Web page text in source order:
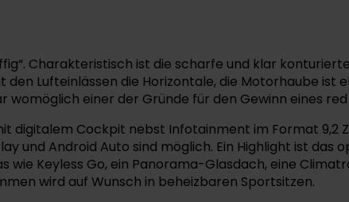
Charakteristisch ist die scharfe und klar
Lufteinlässen die Horizontale, die Motorhaube ist
einer der Gründe für den Gewinn eines
digitalem Cockpit nebst Infotainment im Format 9,2
und Android Auto sind möglich. Ein Highlight ist das
wie Keyless Go, ein Panorama-Glasdach, eine
wird auf Wunsch in beheizbaren Sportsitzen.